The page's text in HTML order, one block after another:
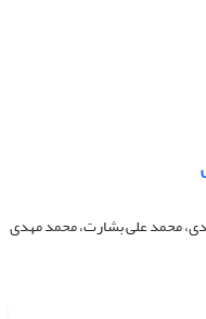
محمد علی بشارت، محمد مهدی